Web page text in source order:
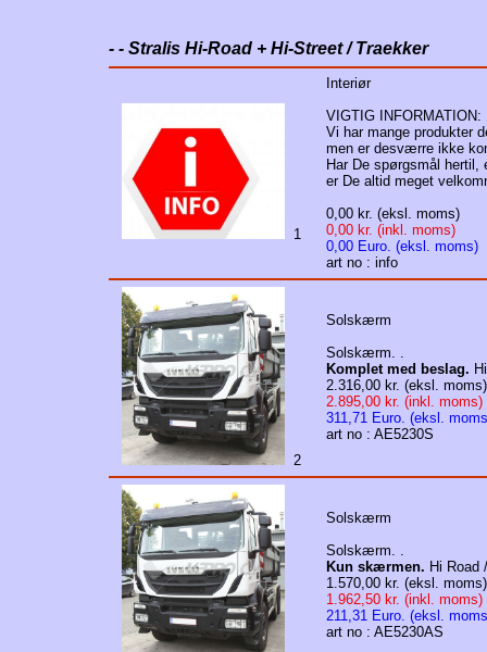
- - Stralis Hi-Road + Hi-Street / Traekker
1
Interiør
VIGTIG INFORMATION:
Vi har mange produkter
men er desværre ikke
Har De spørgsmål hertil,
er De altid meget
0,00 kr. (eksl. moms)
0,00 kr. (inkl. moms)
0,00 Euro. (eksl. moms)
art no : info
2
Solskærm
Solskærm. .
Komplet med beslag.
2.316,00 kr. (eksl. moms)
2.895,00 kr. (inkl. moms)
311,71 Euro. (eksl.
art no : AE5230S
Solskærm
Solskærm. .
Kun skærmen. Hi Road
1.570,00 kr. (eksl. moms)
1.962,50 kr. (inkl. moms)
211,31 Euro. (eksl.
art no : AE5230AS